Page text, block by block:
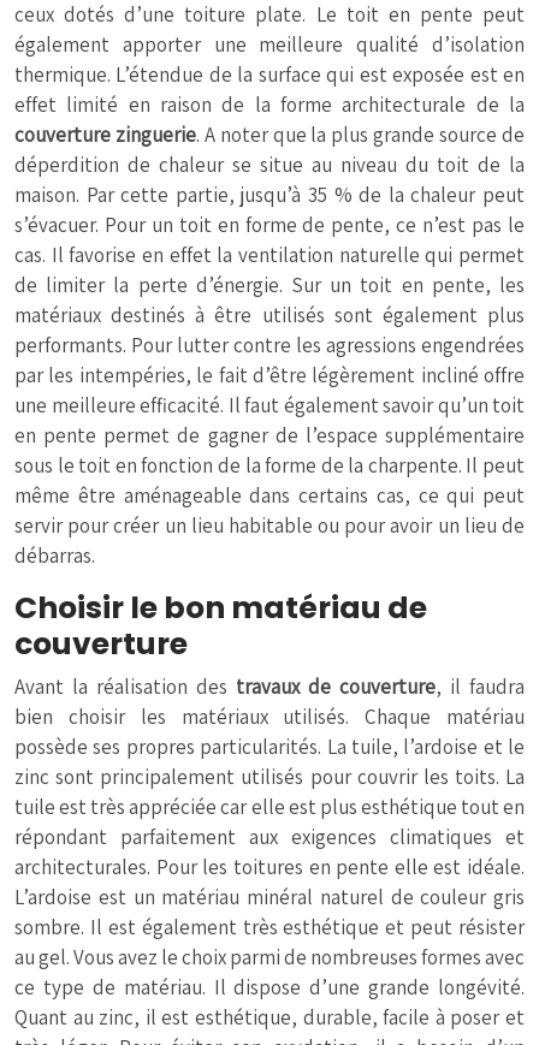
ceux dotés d’une toiture plate. Le toit en pente peut
également apporter une meilleure qualité d’isolation
thermique. L’étendue de la surface qui est exposée est en
effet limité en raison de la forme architecturale de la
couverture zinguerie. A noter que la plus grande source de
déperdition de chaleur se situe au niveau du toit de la
maison. Par cette partie, jusqu’à 35 % de la chaleur peut
s’évacuer. Pour un toit en forme de pente, ce n’est pas le
cas. Il favorise en effet la ventilation naturelle qui permet
de limiter la perte d’énergie. Sur un toit en pente, les
matériaux destinés à être utilisés sont également plus
performants. Pour lutter contre les agressions engendrées
par les intempéries, le fait d’être légèrement incliné offre
une meilleure efficacité. Il faut également savoir qu’un toit
en pente permet de gagner de l’espace supplémentaire
sous le toit en fonction de la forme de la charpente. Il peut
même être aménageable dans certains cas, ce qui peut
servir pour créer un lieu habitable ou pour avoir un lieu de
débarras.
Choisir le bon matériau de
couverture
Avant la réalisation des travaux de couverture, il faudra
bien choisir les matériaux utilisés. Chaque matériau
possède ses propres particularités. La tuile, l’ardoise et le
zinc sont principalement utilisés pour couvrir les toits. La
tuile est très appréciée car elle est plus esthétique tout en
répondant parfaitement aux exigences climatiques et
architecturales. Pour les toitures en pente elle est idéale.
L’ardoise est un matériau minéral naturel de couleur gris
sombre. Il est également très esthétique et peut résister
au gel. Vous avez le choix parmi de nombreuses formes avec
ce type de matériau. Il dispose d’une grande longévité.
Quant au zinc, il est esthétique, durable, facile à poser et